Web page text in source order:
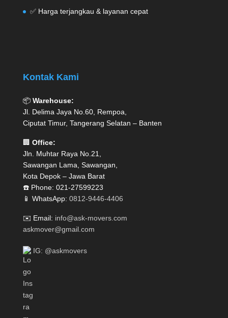
✅ Harga terjangkau & layanan cepat
Kontak Kami
📦 Warehouse:
Jl. Delima Jaya No.60, Rempoa,
Ciputat Timur, Tangerang Selatan – Banten
🏢 Office:
Jln. Muhtar Raya No.21,
Sawangan Lama, Sawangan,
Kota Depok – Jawa Barat
☎️ Phone: 021-27599223
📱 WhatsApp: 0812-9446-4406
✉️ Email: info@ask-movers.com
askmover@gmail.com
IG: @askmovers